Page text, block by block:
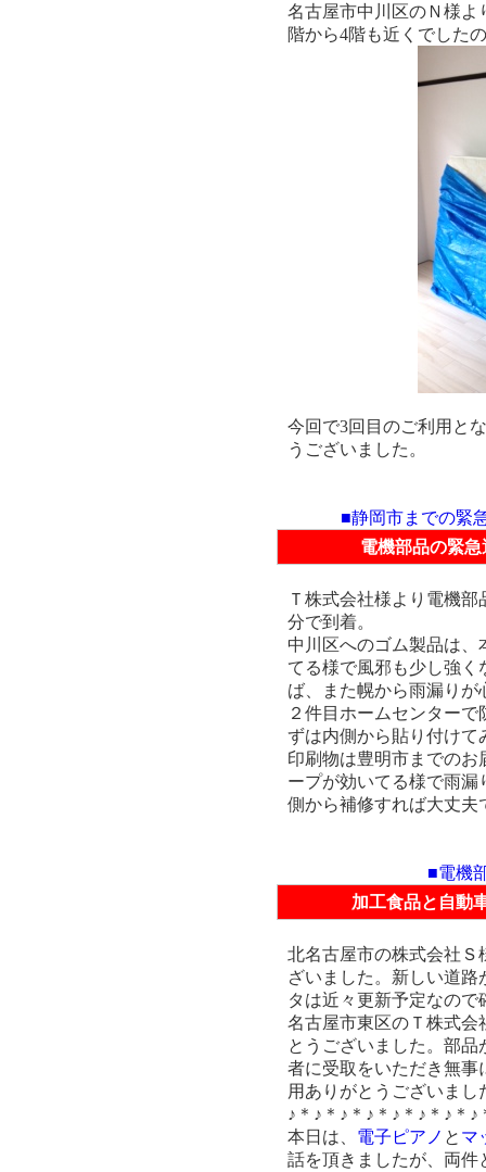
名古屋市中川区のＮ様よ
階から4階も近くでした
今回で3回目のご利用と
うございました。
■静岡市までの緊
電機部品の緊
Ｔ株式会社様より電機部
分で到着。
中川区へのゴム製品は
てる様で風邪も少し強
ば、また幌から雨漏りが
２件目ホームセンター
ずは内側から貼り付けて
印刷物は豊明市までの
ープが効いてる様で雨
側から補修すれば大丈夫
■電機
加工食品と自動
北名古屋市の株式会社Ｓ
ざいました。新しい道
タは近々更新予定なの
名古屋市東区のＴ株式会
とうございました。部
者に受取をいただき無事
用ありがとうございまし
♪＊♪＊♪＊♪＊♪＊♪＊♪＊
本日は、 電子ピアノ と マ
話を頂きましたが、両件